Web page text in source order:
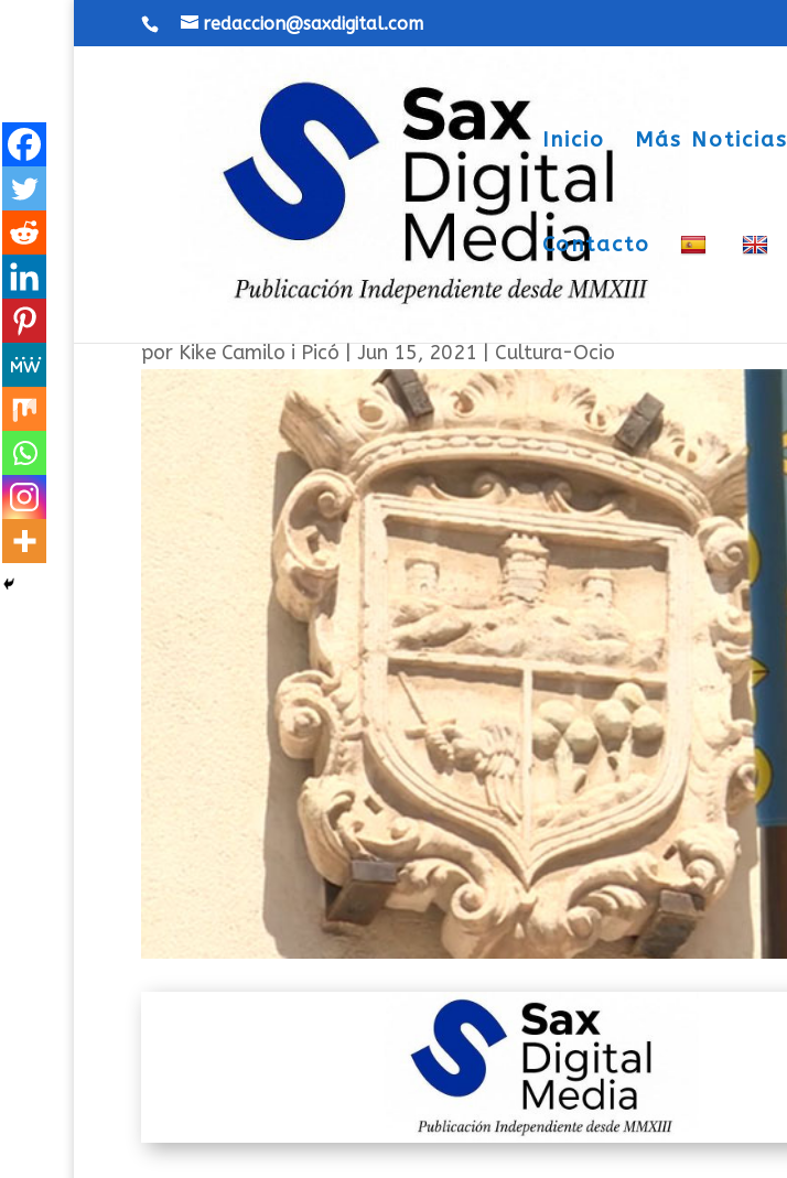
redaccion@saxdigital.com
Inicio Más Noticias
Contacto
La pandemia que consiguió un Sax sin cultura
por Kike Camilo i Picó Jun 15, 2021 Cultura-Ocio